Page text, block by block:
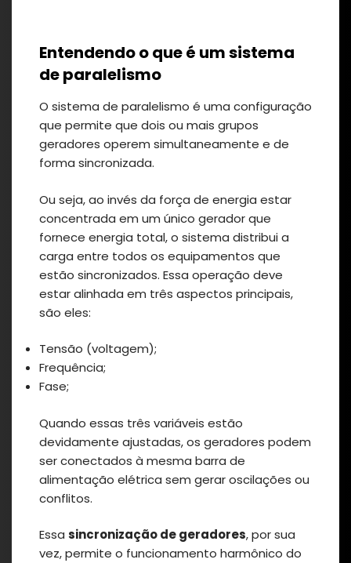
Entendendo o que é um sistema
de paralelismo
O sistema de paralelismo é uma configuração
que permite que dois ou mais grupos
geradores operem simultaneamente e de
forma sincronizada.
Ou seja, ao invés da força de energia estar
concentrada em um único gerador que
fornece energia total, o sistema distribui a
carga entre todos os equipamentos que
estão sincronizados. Essa operação deve
estar alinhada em três aspectos principais,
são eles:
Tensão (voltagem);
Frequência;
Fase;
Quando essas três variáveis estão
devidamente ajustadas, os geradores podem
ser conectados à mesma barra de
alimentação elétrica sem gerar oscilações ou
conflitos.
Essa sincronização de geradores, por sua
vez, permite o funcionamento harmônico do